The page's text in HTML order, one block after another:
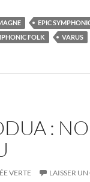
EPIC
FOLK VARUS
:
VERTE LAISSER